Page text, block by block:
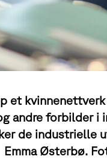
et
andre forbilder i
de industrielle
Emma Østerbø.